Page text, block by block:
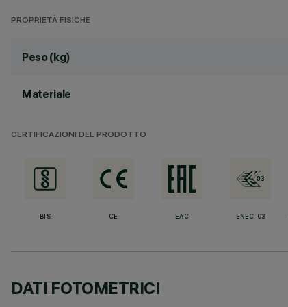
PROPRIETÀ FISICHE
Peso (kg)
Materiale
CERTIFICAZIONI DEL PRODOTTO
BIS CE EAC ENEC-03
DATI FOTOMETRICI